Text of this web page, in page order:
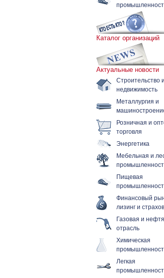
Каталог организаций
Актуальные новости
Строительство и
недвижимость
Металлургия и
Розничная и
торговля
Энергетика
Мебельная и
Пищевая
Финансовый
лизинг и
Газовая и
отрасль
Химическая
Легкая